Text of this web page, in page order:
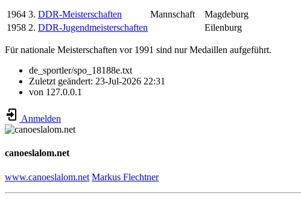
1964 3. DDR-Meisterschaften Mannschaft
Magdeburg
1958 2. DDR-Jugendmeisterschaften Eilenburg
Für nationale Meisterschaften vor 1991 sind nur Medaillen aufgeführt.
de_sportler/spo_18188e.txt
Zuletzt geändert: 23-Jul-2026 22:31
von 127.0.0.1
Anmelden
canoeslalom.net
www.canoeslalom.net Markus Flechtner